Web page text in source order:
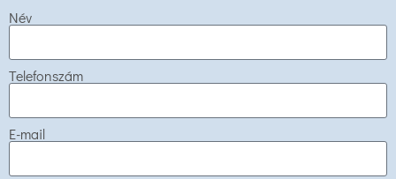
Név
Telefonszám
E-mail